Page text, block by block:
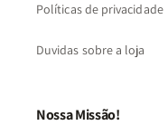
Políticas de privacidade
Duvidas sobre a loja
Nossa Missão!